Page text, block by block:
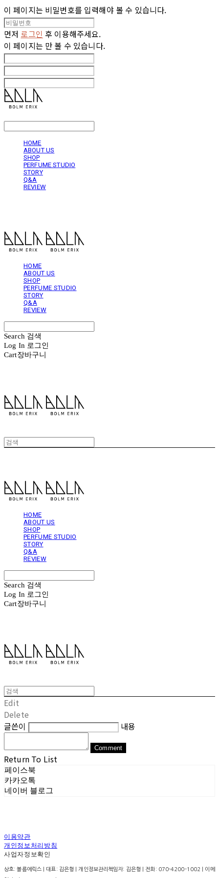
이 페이지는 비밀번호를 입력해야 볼 수 있습니다.
먼저 로그인 후 이용해주세요.
이 페이지는 만 볼 수 있습니다.
HOME
ABOUT US
SHOP
PERFUME STUDIO
STORY
Q&A
REVIEW
HOME
ABOUT US
SHOP
PERFUME STUDIO
STORY
Q&A
REVIEW
Search 검색
Log In 로그인
Cart장바구니
HOME
ABOUT US
SHOP
PERFUME STUDIO
STORY
Q&A
REVIEW
Search 검색
Log In 로그인
Cart장바구니
Edit
Delete
글쓴이
내용
Comment
Return To List
페이스북
카카오톡
네이버 블로그
이용약관
개인정보처리방침
사업자정보확인
상호: 볼름에릭스 | 대표: 김은형 | 개인정보관리책임자: 김은형 | 전화: 070-4200-1002 | 이메